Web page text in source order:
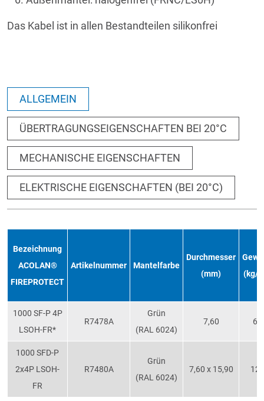
Das Kabel ist in allen Bestandteilen silikonfrei
ALLGEMEIN
ÜBERTRAGUNGSEIGENSCHAFTEN BEI 20°C
MECHANISCHE EIGENSCHAFTEN
ELEKTRISCHE EIGENSCHAFTEN (BEI 20°C)
Bezeichnung
ACOLAN®
FIREPROTECT
Artikelnummer Mantelfarbe
Durchmesser
(mm)
(kg/
1000 SF-P 4P
LSOH-FR*
R7478A
Grün
(RAL 6024)
7,60 60
1000 SFD-P
2x4P LSOH-
FR
R7480A
Grün
(RAL 6024)
7,60 x 15,90 120